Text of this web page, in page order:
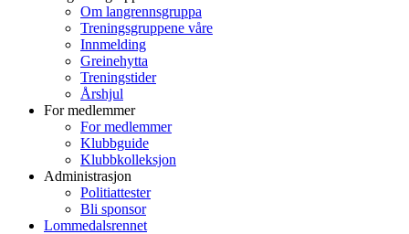
Om langrennsgruppa
Treningsgruppene våre
Innmelding
Greinehytta
Treningstider
Årshjul
For medlemmer
For medlemmer
Klubbguide
Klubbkolleksjon
Administrasjon
Politiattester
Bli sponsor
Lommedalsrennet